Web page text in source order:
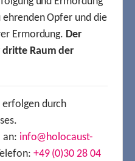
ehrenden Opfer und die
Ermordung. Der
dritte Raum der
erfolgen durch
an: info@holocaust-
+49 (0)30 28 04